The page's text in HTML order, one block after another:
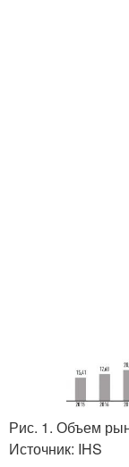
Рис. 1. Объем
Источник: IHS